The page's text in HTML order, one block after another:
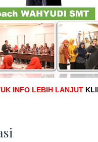
INFO LEBIH LANJUT